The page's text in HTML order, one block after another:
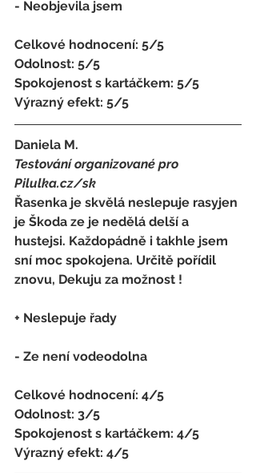
- Neobjevila jsem
Celkové hodnocení: 5/5
Odolnost: 5/5
Spokojenost s kartáčkem: 5/5
Výrazný efekt: 5/5
Daniela M.
Testování organizované pro
Pilulka.cz/sk
Řasenka je skvělá neslepuje rasyjen
je Škoda ze je nedělá delší a
hustejsi. Každopádně i takhle jsem
sní moc spokojena. Určitě pořídil
znovu, Dekuju za možnost !
+ Neslepuje řady
- Ze není vodeodolna
Celkové hodnocení: 4/5
Odolnost: 3/5
Spokojenost s kartáčkem: 4/5
Výrazný efekt: 4/5